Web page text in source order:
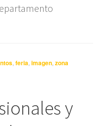
,feria ,imagen ,zona
y